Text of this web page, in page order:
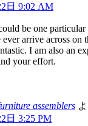
日 9:02 AM
be one
ever arrive across on
I am also an
your effort.
assemblers
日 3:25 PM